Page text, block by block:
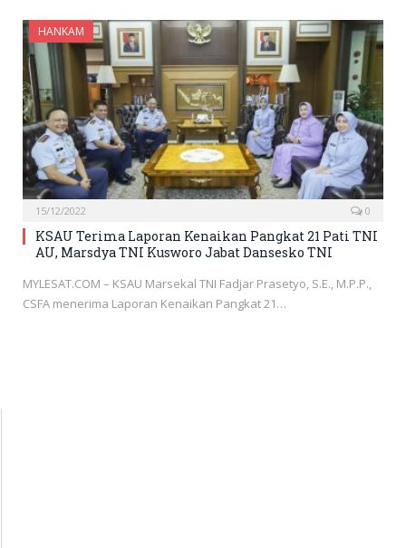
HANKAM
15/12/2022 0
KSAU Terima Laporan Kenaikan Pangkat 21 Pati TNI
AU, Marsdya TNI Kusworo Jabat Dansesko TNI
MYLESAT.COM – KSAU Marsekal TNI Fadjar Prasetyo, S.E., M.P.P.,
CSFA menerima Laporan Kenaikan Pangkat 21…